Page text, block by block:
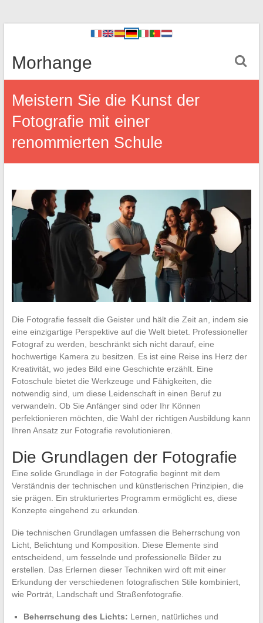
Morhange
Meistern Sie die Kunst der
Fotografie mit einer
renommierten Schule
Die Fotografie fesselt die Geister und hält die Zeit an, indem sie
eine einzigartige Perspektive auf die Welt bietet. Professioneller
Fotograf zu werden, beschränkt sich nicht darauf, eine
hochwertige Kamera zu besitzen. Es ist eine Reise ins Herz der
Kreativität, wo jedes Bild eine Geschichte erzählt. Eine
Fotoschule bietet die Werkzeuge und Fähigkeiten, die
notwendig sind, um diese Leidenschaft in einen Beruf zu
verwandeln. Ob Sie Anfänger sind oder Ihr Können
perfektionieren möchten, die Wahl der richtigen Ausbildung kann
Ihren Ansatz zur Fotografie revolutionieren.
Die Grundlagen der Fotografie
Eine solide Grundlage in der Fotografie beginnt mit dem
Verständnis der technischen und künstlerischen Prinzipien, die
sie prägen. Ein strukturiertes Programm ermöglicht es, diese
Konzepte eingehend zu erkunden.
Die technischen Grundlagen umfassen die Beherrschung von
Licht, Belichtung und Komposition. Diese Elemente sind
entscheidend, um fesselnde und professionelle Bilder zu
erstellen. Das Erlernen dieser Techniken wird oft mit einer
Erkundung der verschiedenen fotografischen Stile kombiniert,
wie Porträt, Landschaft und Straßenfotografie.
Beherrschung des Lichts: Lernen, natürliches und